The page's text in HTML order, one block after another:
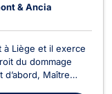
& Ancia
à Liège et il exerce
du dommage
Maître